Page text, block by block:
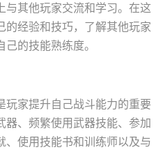
与其他玩家交流和学习。在这
的经验和技巧，了解其他玩家
的技能熟练度。
玩家提升自己战斗能力的重要
器、频繁使用武器技能、参加
、使用技能书和训练师以及与